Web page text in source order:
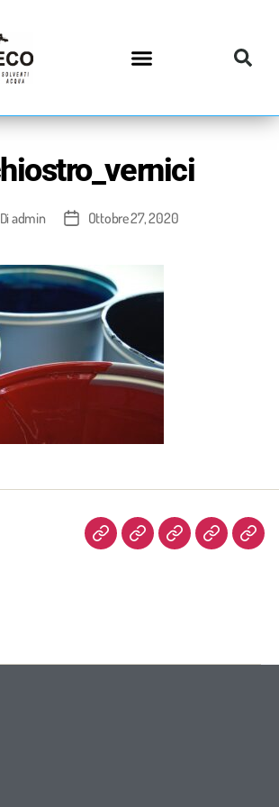
Di admin Ottobre 27, 2020